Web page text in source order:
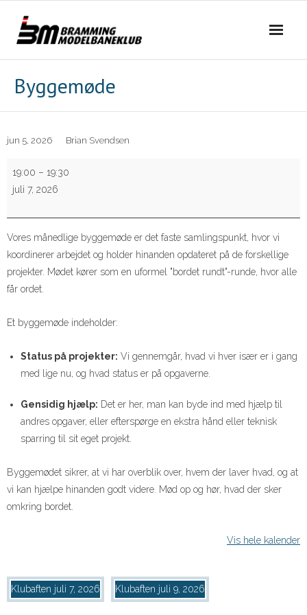
content
Byggemøde
jun 5, 2026 Brian Svendsen
19:00 – 19:30
juli 7, 2026
Vores månedlige byggemøde er det faste samlingspunkt, hvor vi
koordinerer arbejdet og holder hinanden opdateret på de forskellige
projekter. Mødet kører som en uformel "bordet rundt"-runde, hvor alle
får ordet.
Et byggemøde indeholder:
Status på projekter: Vi gennemgår, hvad vi hver især er i gang
med lige nu, og hvad status er på opgaverne.
Gensidig hjælp: Det er her, man kan byde ind med hjælp til
andres opgaver, eller efterspørge en ekstra hånd eller teknisk
sparring til sit eget projekt.
Byggemødet sikrer, at vi har overblik over, hvem der laver hvad, og at
vi kan hjælpe hinanden godt videre. Mød op og hør, hvad der sker
omkring bordet.
Vis hele kalender
Klubaften juli 7, 2026 Klubaften juli 9, 2026